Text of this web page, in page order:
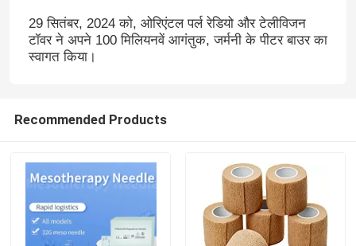
29 सितंबर, 2024 को, ओरिएंटल पर्ल रेडियो और टेलीविजन
टॉवर ने अपने 100 मिलियनवें आगंतुक, जर्मनी के पीटर बाउर का
स्वागत किया।
Recommended Products